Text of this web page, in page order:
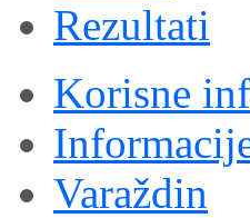
Rezultati
Korisne
Varaždin